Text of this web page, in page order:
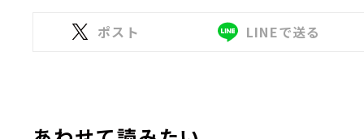
ポスト LINEで送る